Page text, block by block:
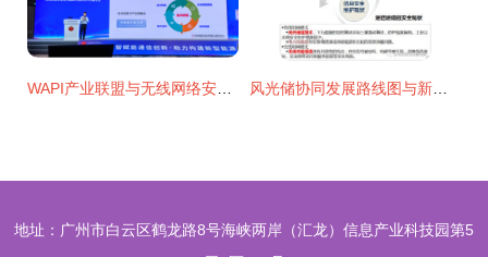
地址：广州市白云区鹤龙路8号海峡两岸（汇龙）信息产业科技园第5